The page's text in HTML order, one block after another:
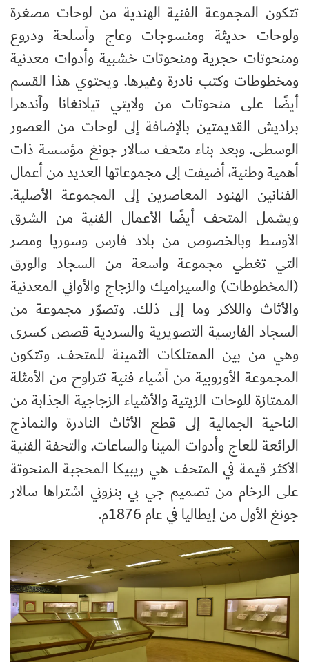
تتكون المجموعة الفنية الهندية من لوحات مصغرة
ولوحات حديثة ومنسوجات وعاج وأسلحة ودروع
ومنحوتات حجرية ومنحوتات خشبية وأدوات معدنية
ومخطوطات وكتب نادرة وغيرها. ويحتوي هذا القسم
أيضًا على منحوتات من ولايتي تيلانغانا وآندهرا
براديش القديمتين بالإضافة إلى لوحات من العصور
الوسطى. وبعد بناء متحف سالار جونغ مؤسسة ذات
أهمية وطنية، أضيفت إلى مجموعاتها العديد من أعمال
الفنانين الهنود المعاصرين إلى المجموعة الأصلية.
ويشمل المتحف أيضًا الأعمال الفنية من الشرق
الأوسط وبالخصوص من بلاد فارس وسوريا ومصر
التي تغطي مجموعة واسعة من السجاد والورق
(المخطوطات) والسيراميك والزجاج والأواني المعدنية
والأثاث واللاكر وما إلى ذلك. وتصوّر مجموعة من
السجاد الفارسية التصويرية والسردية قصص كسرى
وهي من بين الممتلكات الثمينة للمتحف. وتتكون
المجموعة الأوروبية من أشياء فنية تتراوح من الأمثلة
الممتازة للوحات الزيتية والأشياء الزجاجية الجذابة من
الناحية الجمالية إلى قطع الأثاث النادرة والنماذج
الرائعة للعاج وأدوات المينا والساعات. والتحفة الفنية
الأكثر قيمة في المتحف هي ريبيكا المحجبة المنحوتة
على الرخام من تصميم جي بي بنزوني اشتراها سالار
جونغ الأول من إيطاليا في عام 1876م.